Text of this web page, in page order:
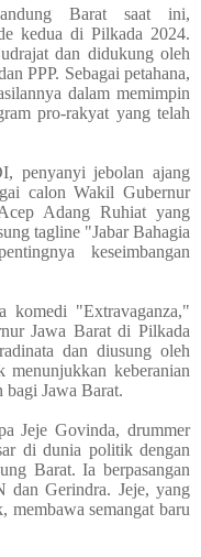
Barat saat ini,
kedua di Pilkada 2024.
dan didukung oleh
PPP. Sebagai petahana,
dalam memimpin
pro-rakyat yang telah
penyanyi jebolan ajang
calon Wakil Gubernur
Adang Ruhiat yang
tagline "Jabar Bahagia
keseimbangan
komedi "Extravaganza,"
Jawa Barat di Pilkada
dan diusung oleh
keberanian
bagi Jawa Barat.
Jeje Govinda, drummer
di dunia politik dengan
Barat. Ia berpasangan
dan Gerindra. Jeje, yang
membawa semangat baru